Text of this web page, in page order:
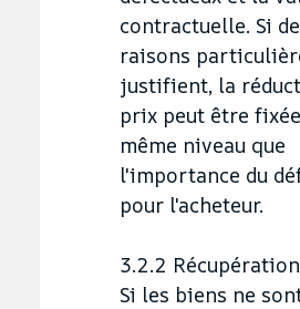
contractuelle. Si
raisons
justifient, la
prix peut être
même niveau que
l'importance du
pour l'acheteur.
3.2.2 Récupération
Si les biens ne